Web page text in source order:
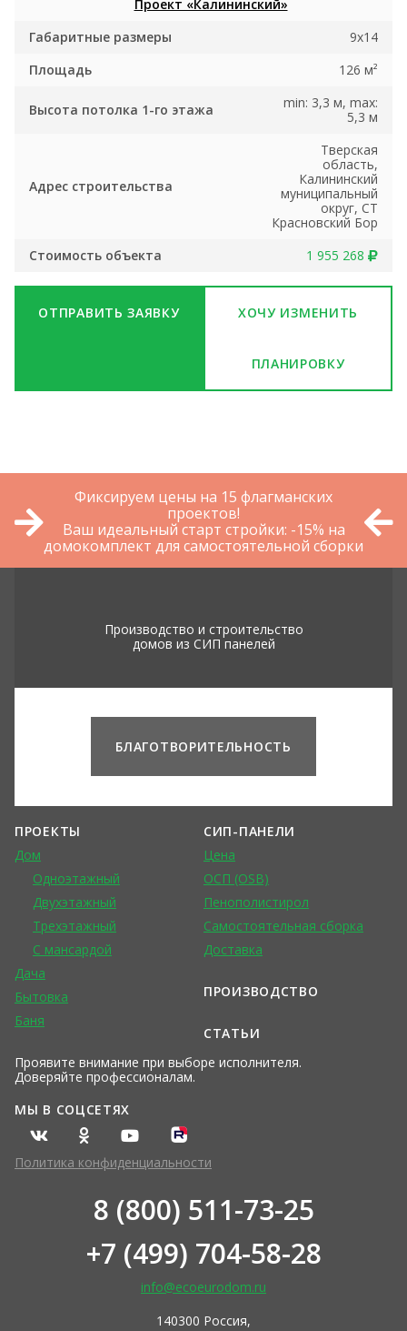
Проект «Калининский»
Габаритные размеры
9x14
Площадь
126 м²
Высота потолка 1-го этажа
min: 3,3 м, max:
5,3 м
Адрес строительства
Тверская
область,
Калининский
муниципальный
округ, СТ
Красновский Бор
Стоимость объекта
1 955 268
ХОЧУ ИЗМЕНИТЬ
ПЛАНИРОВКУ
ОТПРАВИТЬ ЗАЯВКУ
Фиксируем цены на 15 флагманских
проектов!
Ваш идеальный старт стройки: -15% на
домокомплект для самостоятельной сборки
Производство и строительство
домов из СИП панелей
БЛАГОТВОРИТЕЛЬНОСТЬ
ПРОЕКТЫ
Дом
Одноэтажный
Двухэтажный
Трехэтажный
С мансардой
Дача
Бытовка
Баня
Проявите внимание при выборе исполнителя.
Доверяйте профессионалам.
СИП-ПАНЕЛИ
Цена
ОСП (OSB)
Пенополистирол
Самостоятельная сборка
Доставка
ПРОИЗВОДСТВО
СТАТЬИ
МЫ В СОЦСЕТЯХ
Политика конфиденциальности
8 (800) 511-73-25
+7 (499) 704-58-28
info@ecoeurodom.ru
140300 Россия,